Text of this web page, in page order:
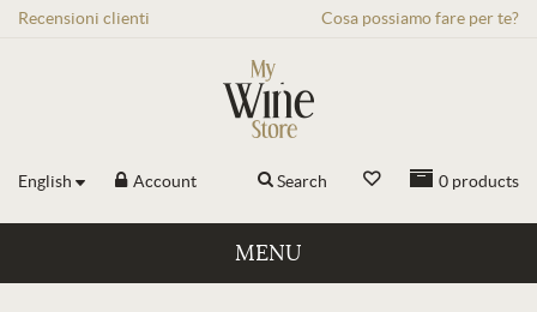
Recensioni clienti Cosa possiamo fare per te?
English Account 0 products
Search
MENU